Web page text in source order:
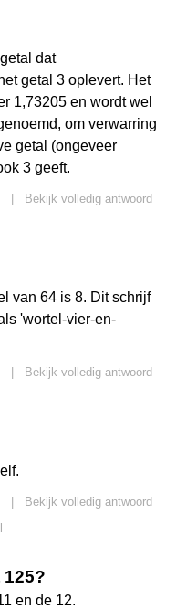
dat
getal 3 oplevert. Het
1,73205 en wordt wel
om verwarring
getal (ongeveer
3 geeft.
Bekijk volledig antwoord
van 64 is 8. Dit schrijf
'wortel-vier-en-
Bekijk volledig antwoord
Bekijk volledig antwoord
en de 12.